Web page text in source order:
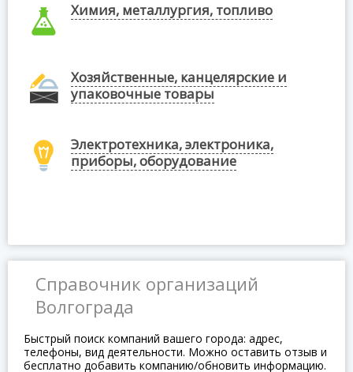
Химия, металлургия, топливо
Хозяйственные, канцелярские и
упаковочные товары
Электротехника, электроника,
приборы, оборудование
Справочник организаций
Волгограда
Быстрый поиск компаний вашего города: адрес,
телефоны, вид деятельности. Можно оставить отзыв и
бесплатно добавить компанию/обновить информацию.